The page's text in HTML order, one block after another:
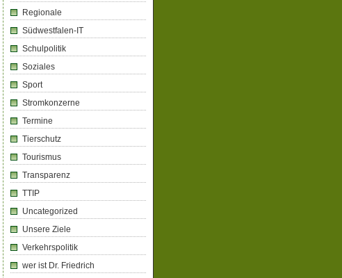
Regionale
Südwestfalen-IT
Schulpolitik
Soziales
Sport
Stromkonzerne
Termine
Tierschutz
Tourismus
Transparenz
TTIP
Uncategorized
Unsere Ziele
Verkehrspolitik
wer ist Dr. Friedrich